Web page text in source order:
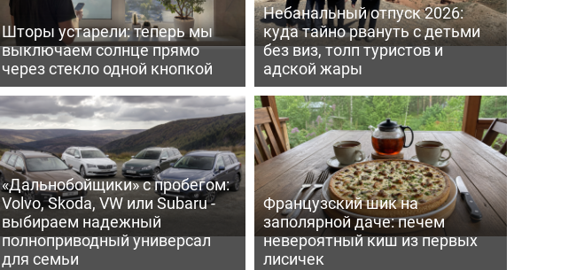
Шторы устарели: теперь мы
выключаем солнце прямо
через стекло одной кнопкой
Небанальный отпуск 2026:
куда тайно рвануть с детьми
без виз, толп туристов и
адской жары
«Дальнобойщики» с пробегом:
Volvo, Skoda, VW или Subaru -
выбираем надежный
полноприводный универсал
для семьи
Французский шик на
заполярной даче: печем
невероятный киш из первых
лисичек